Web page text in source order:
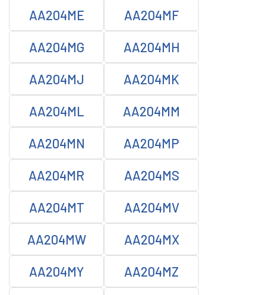
AA204ME AA204MF
AA204MG AA204MH
AA204MJ AA204MK
AA204ML AA204MM
AA204MN AA204MP
AA204MR AA204MS
AA204MT AA204MV
AA204MW AA204MX
AA204MY AA204MZ